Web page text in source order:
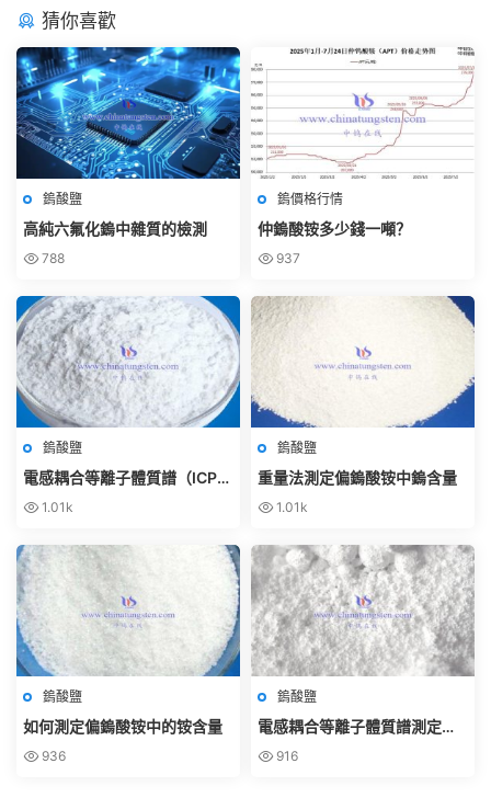
猜你喜歡
鎢酸鹽
高純六氟化鎢中雜質的檢測
788
鎢價格行情
仲鎢酸铵多少錢一噸？
937
鎢酸鹽
電感耦合等離子體質譜（ICP-
MS）測定偏鎢酸铵中鎢含量
1.01k
鎢酸鹽
重量法測定偏鎢酸铵中鎢含量
1.01k
鎢酸鹽
如何測定偏鎢酸铵中的铵含量
936
鎢酸鹽
電感耦合等離子體質譜測定偏
鎢酸铵中雜質元素
916